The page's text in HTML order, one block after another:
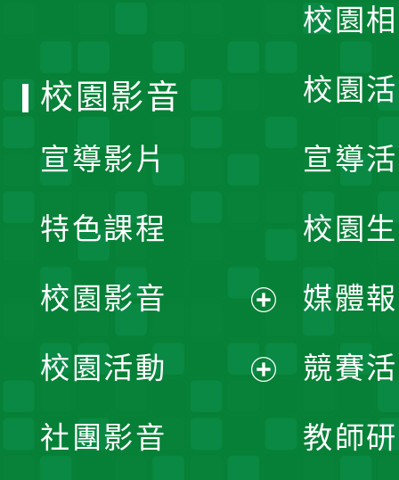
校園
校園
宣導
校園
媒體
競賽
教師
校園影音
宣導影片
特色課程
校園影音
開
校園活動
社團影音